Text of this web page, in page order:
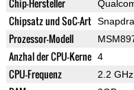
Chip-Hersteller
Chipsatz und SoC-Art
Prozessor-Modell
Anzhal der CPU-Kerne 4
CPU-Frequenz 2.2 GHz